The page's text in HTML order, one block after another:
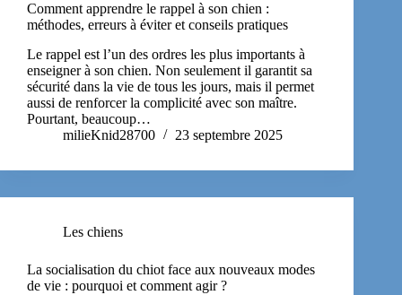
Comment apprendre le rappel à son chien :
méthodes, erreurs à éviter et conseils pratiques
Le rappel est l’un des ordres les plus importants à
enseigner à son chien. Non seulement il garantit sa
sécurité dans la vie de tous les jours, mais il permet
aussi de renforcer la complicité avec son maître.
Pourtant, beaucoup…
milieKnid28700
23 septembre 2025
Les chiens
La socialisation du chiot face aux nouveaux modes
de vie : pourquoi et comment agir ?